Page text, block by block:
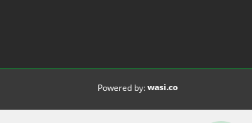
Powered by:wasi.co